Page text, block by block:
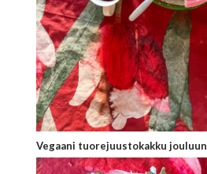
Vegaani tuorejuustokakku jouluun